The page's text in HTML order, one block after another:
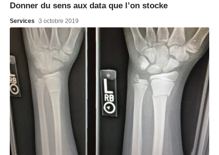
Donner du sens aux data que l’on stocke
Services 3 octobre 2019